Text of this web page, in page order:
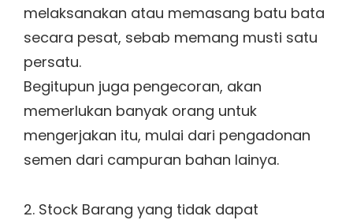
melaksanakan atau memasang batu bata
secara pesat, sebab memang musti satu
persatu.
Begitupun juga pengecoran, akan
memerlukan banyak orang untuk
mengerjakan itu, mulai dari pengadonan
semen dari campuran bahan lainya.
2. Stock Barang yang tidak dapat